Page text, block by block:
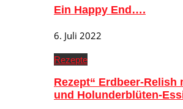
Ein Happy End….
6. Juli 2022
Rezepte
Rezept“ Erdbeer-Relish
und Holunderblüten-